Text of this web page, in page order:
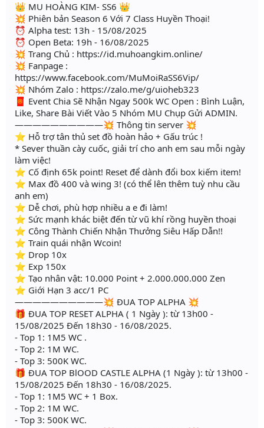
👑 MU HOÀNG KIM- SS6 👑
💥 Phiên bản Season 6 Với 7 Class Huyền Thoại!
⏰ Alpha test: 13h - 15/08/2025
⏰ Open Beta: 19h - 16/08/2025
💥 Trang Chủ : https://id.muhoangkim.online/
💥 Fanpage :
https://www.facebook.com/MuMoiRaSS6Vip/
💥 Nhóm Zalo : https://zalo.me/g/uioheb323
🧧 Event Chia Sẽ Nhận Ngay 500k WC Open : Bình Luận,
Like, Share Bài Viết Vào 5 Nhóm MU Chụp Gửi ADMIN.
——————————💥 Thông tin server 💥
⭐ Hỗ trợ tân thủ set đồ hoàn hảo + Gấu trúc !
* Sever thuần cày cuốc, giải trí cho anh em sau mỗi ngày
làm việc!
⭐ Cố định 65k point! Reset để dành đổi box kiếm item!
⭐ Max đồ 400 và wing 3! (có thể lên thêm tuỳ nhu cầu
anh em)
⭐ Dễ chơi, phù hợp nhiều a e đi làm!
⭐ Sức mạnh khác biệt đến từ vũ khí rồng huyền thoại
⭐ Công Thành Chiến Nhận Thưởng Siêu Hấp Dẫn!!
⭐ Train quái nhận Wcoin!
⭐ Drop 10x
⭐ Exp 150x
⭐ Tạo nhân vật: 10.000 Point + 2.000.000.000 Zen
⭐ Giới Hạn 3 acc/1 PC
——————————💥 ĐUA TOP ALPHA 💥
🎁 ĐUA TOP RESET ALPHA ( 1 Ngày ): từ 13h00 -
15/08/2025 Đến 18h30 - 16/08/2025.
- Top 1: 1M5 WC .
- Top 2: 1M WC.
- Top 3: 500K WC.
🎁 ĐUA TOP BlOOD CASTLE ALPHA (1 Ngày ): từ 13h00 -
15/08/2025 Đến 18h30 - 16/08/2025.
- Top 1: 1M5 WC + 1 Box.
- Top 2: 1M WC.
- Top 3: 500K WC.